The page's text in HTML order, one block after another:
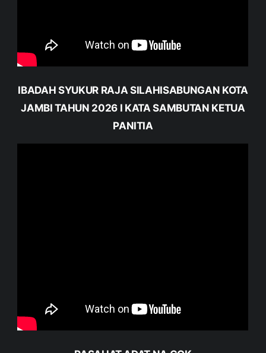
IBADAH SYUKUR RAJA SILAHISABUNGAN KOTA
JAMBI TAHUN 2026 I KATA SAMBUTAN KETUA
PANITIA